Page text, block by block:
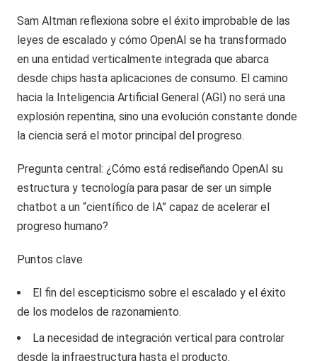
Sam Altman reflexiona sobre el éxito improbable de las
leyes de escalado y cómo OpenAI se ha transformado
en una entidad verticalmente integrada que abarca
desde chips hasta aplicaciones de consumo. El camino
hacia la Inteligencia Artificial General (AGI) no será una
explosión repentina, sino una evolución constante donde
la ciencia será el motor principal del progreso.
Pregunta central: ¿Cómo está rediseñando OpenAI su
estructura y tecnología para pasar de ser un simple
chatbot a un “científico de IA” capaz de acelerar el
progreso humano?
Puntos clave
El fin del escepticismo sobre el escalado y el éxito
de los modelos de razonamiento.
La necesidad de integración vertical para controlar
desde la infraestructura hasta el producto.